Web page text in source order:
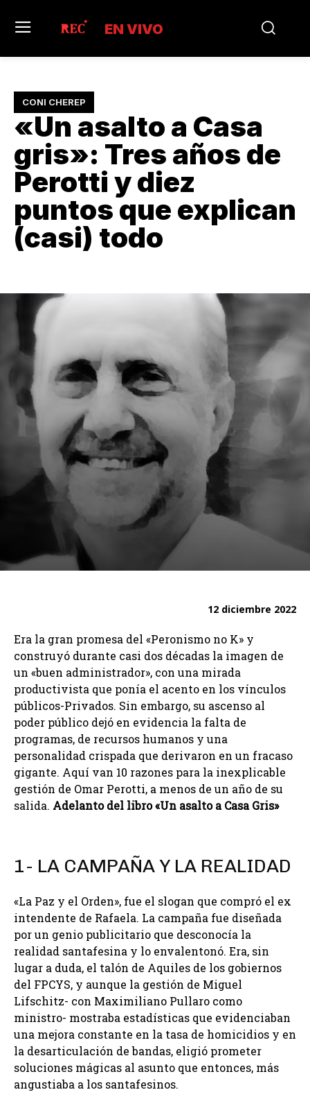
EN VIVO
CONI CHEREP
«Un asalto a Casa
gris»: Tres años de
Perotti y diez
puntos que explican
(casi) todo
12 diciembre 2022
Era la gran promesa del «Peronismo no K» y
construyó durante casi dos décadas la imagen de
un «buen administrador», con una mirada
productivista que ponía el acento en los vínculos
públicos-Privados. Sin embargo, su ascenso al
poder público dejó en evidencia la falta de
programas, de recursos humanos y una
personalidad crispada que derivaron en un fracaso
gigante. Aquí van 10 razones para la inexplicable
gestión de Omar Perotti, a menos de un año de su
salida. Adelanto del libro «Un asalto a Casa Gris»
1- LA CAMPAÑA Y LA REALIDAD
«La Paz y el Orden», fue el slogan que compró el ex
intendente de Rafaela. La campaña fue diseñada
por un genio publicitario que desconocía la
realidad santafesina y lo envalentonó. Era, sin
lugar a duda, el talón de Aquiles de los gobiernos
del FPCYS, y aunque la gestión de Miguel
Lifschitz- con Maximiliano Pullaro como
ministro- mostraba estadísticas que evidenciaban
una mejora constante en la tasa de homicidios y en
la desarticulación de bandas, eligió prometer
soluciones mágicas al asunto que entonces, más
angustiaba a los santafesinos.